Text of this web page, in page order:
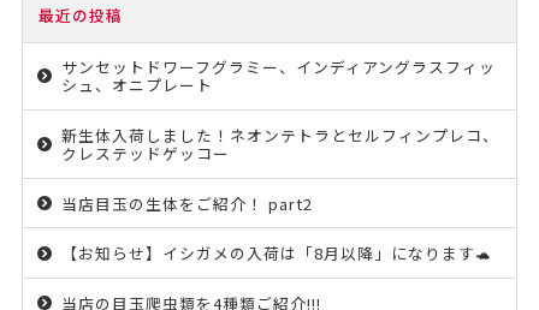
最近の投稿
サンセットドワーフグラミー、インディアングラスフィッ
シュ、オニプレート
新生体入荷しました！ネオンテトラとセルフィンプレコ、
クレステッドゲッコー
当店目玉の生体をご紹介！ part2
【お知らせ】イシガメの入荷は「8月以降」になります🐢
当店の目玉爬虫類を4種類ご紹介!!!